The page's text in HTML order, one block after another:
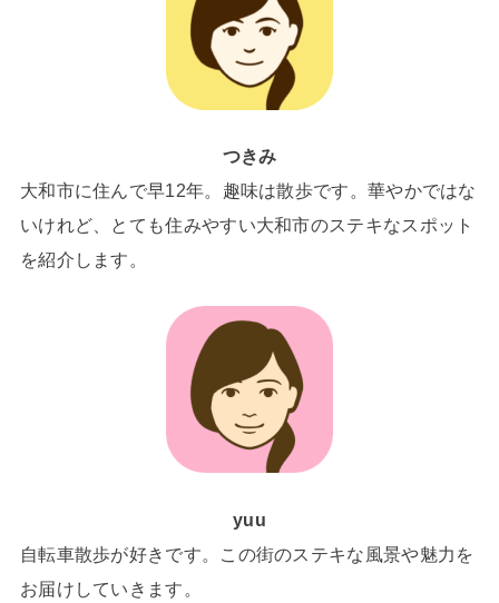
つきみ
大和市に住んで早12年。趣味は散歩です。華やかではな
いけれど、とても住みやすい大和市のステキなスポット
を紹介します。
yuu
自転車散歩が好きです。この街のステキな風景や魅力を
お届けしていきます。